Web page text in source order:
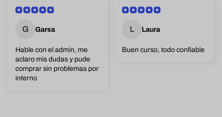
G Garsa
Hable con el admin, me
aclaro mis dudas y pude
comprar sin problemas por
interno
L Laura
Buen curso, todo confiable